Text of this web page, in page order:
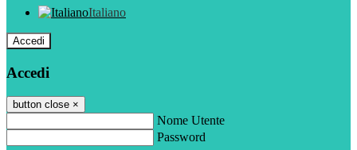
Italiano
Accedi
Accedi
button close ×
Nome Utente
Password